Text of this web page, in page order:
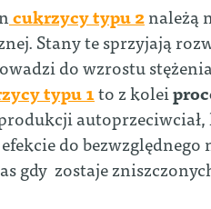
cukrzycy typu 2należą
Stany te sprzyjają
do wzrostu
typu 1to z kolei
do
gdy zostaje